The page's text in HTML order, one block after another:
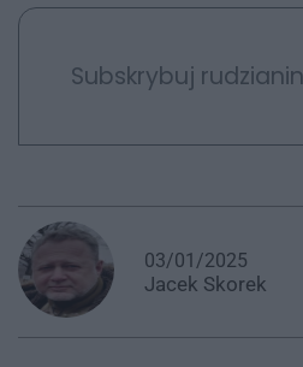
Subskrybuj
03/01/2025
Jacek Skorek